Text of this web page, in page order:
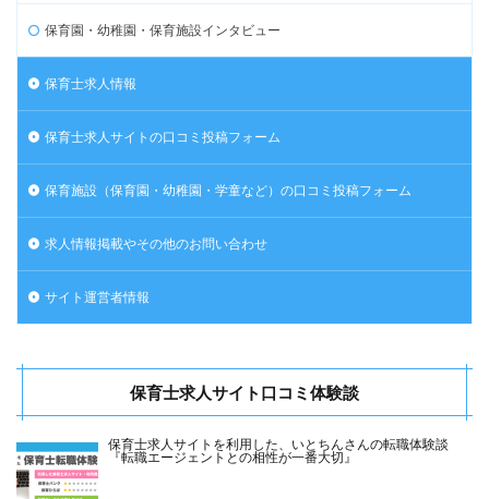
保育園・幼稚園・保育施設インタビュー
保育士求人情報
保育士求人サイトの口コミ投稿フォーム
保育施設（保育園・幼稚園・学童など）の口コミ投稿フォーム
求人情報掲載やその他のお問い合わせ
サイト運営者情報
保育士求人サイト口コミ体験談
保育士求人サイトを利用した、いとちんさんの転職体験談
『転職エージェントとの相性が一番大切』